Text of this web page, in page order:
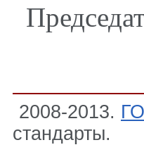
2008-2013.
стандарты.